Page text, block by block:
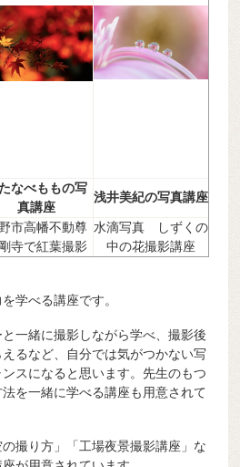
なべももの写
真講座
浅井美紀の写真講座
市高幡不動尊
寺で紅葉撮影
水滴写真 しずくの
中の花撮影講座
学べる講座です。
一緒に撮影しながら学べ、撮影後
るなど、自分では気がつかない写
スになると思います。先生のもつ
を一緒に学べる講座も用意されて
の撮り方」「工場夜景撮影講座」な